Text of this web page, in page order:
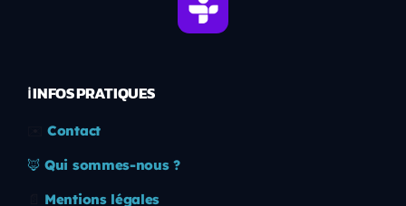
ℹ️ INFOS PRATIQUES
Contact
🦊 Qui sommes-nous ?
Mentions légales